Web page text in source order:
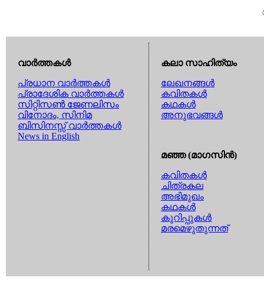
വാര്‍ത്തകള്‍
പ്രധാന വാര്‍ത്തകള്‍
പ്രാദേശിക വാര്‍ത്തകള്‍
സിറ്റിസണ്‍ ജേണലിസം
വിനോദം, സിനിമ
ബിസിനസ്സ് വാര്‍ത്തകള്‍
News in English
കലാ സാഹിത്യം
ലേഖനങ്ങള്‍
കവിതകള്‍
കഥകള്‍
അനുഭവങ്ങള്‍
മഞ്ഞ (മാഗസിന്‍)
കവിതകള്‍
ചിത്രകല
അഭിമുഖം
കഥകള്‍
കുറിപ്പുകള്‍
മരമെഴുതുന്നത്